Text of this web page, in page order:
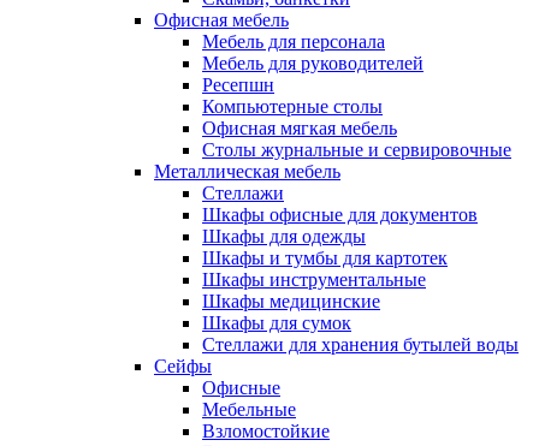
Офисная мебель
Мебель для персонала
Мебель для руководителей
Ресепшн
Компьютерные столы
Офисная мягкая мебель
Столы журнальные и сервировочные
Металлическая мебель
Стеллажи
Шкафы офисные для документов
Шкафы для одежды
Шкафы и тумбы для картотек
Шкафы инструментальные
Шкафы медицинские
Шкафы для сумок
Стеллажи для хранения бутылей воды
Сейфы
Офисные
Мебельные
Взломостойкие